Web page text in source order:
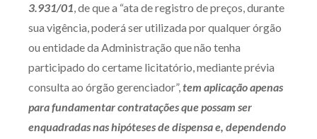
3.931/01, de que a “ata de registro de preços, durante
sua vigência, poderá ser utilizada por qualquer órgão
ou entidade da Administração que não tenha
participado do certame licitatório, mediante prévia
consulta ao órgão gerenciador”,tem aplicação apenas
para fundamentar contratações que possam ser
enquadradas nas hipóteses de dispensa e, dependendo